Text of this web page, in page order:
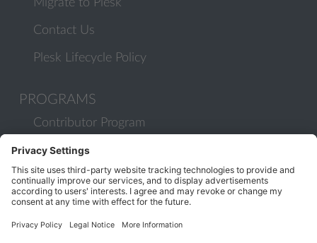
Migrate to Plesk
Contact Us
Plesk Lifecycle Policy
PROGRAMS
Contributor Program
Partner Program
COMMUNITY